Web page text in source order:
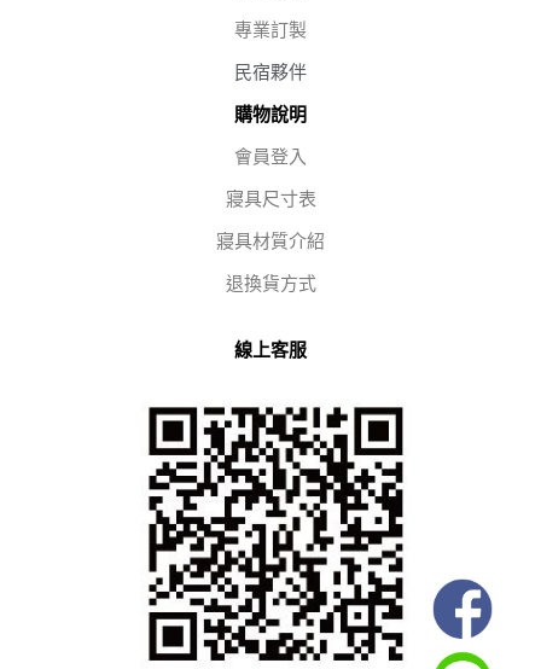
專業訂製
民宿夥伴
購物說明
會員登入
寢具尺寸表
寢具材質介紹
退換貨方式
線上客服